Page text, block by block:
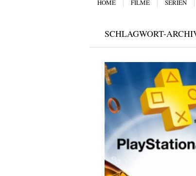
ZUM INHALT SPRINGEN
HOME FILME SERIEN
SCHLAGWORT-